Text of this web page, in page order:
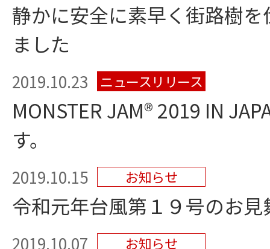
静かに安全に素早く街路樹
ました
2019.10.23 ニュースリリース
MONSTER JAM® 2019 IN
す。
2019.10.15 お知らせ
令和元年台風第１９号のお見
2019.10.07 お知らせ